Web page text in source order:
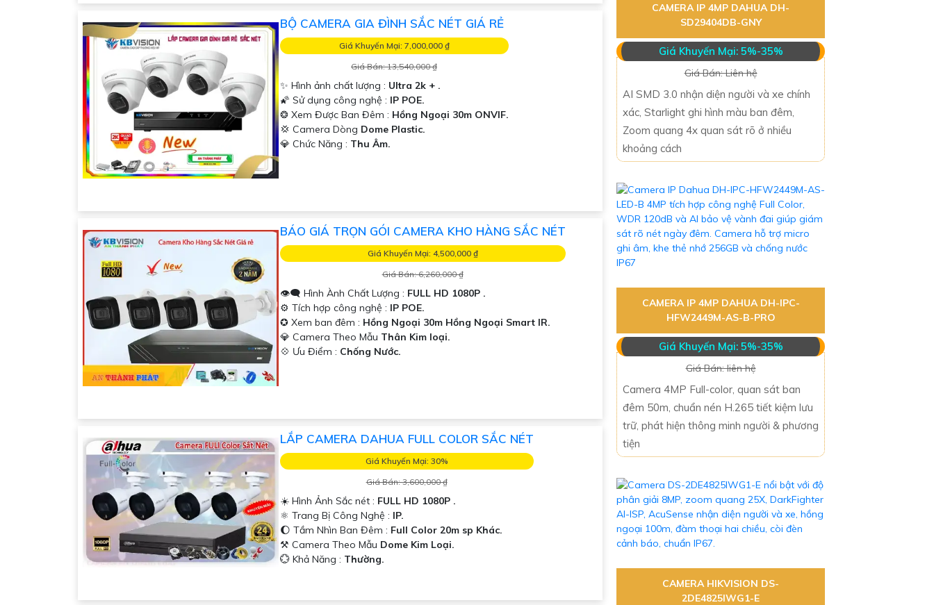
BỘ CAMERA GIA ĐÌNH SẮC NÉT GIÁ RẺ
Giá Khuyến Mại: 7,000,000 ₫
Giá Bán: 13,540,000 ₫
✨ Hình ảnh chất lượng : Ultra 2k + .
🌠 Sử dụng công nghệ : IP POE.
❂ Xem Được Ban Đêm : Hồng Ngoại 30m ONVIF.
💢 Camera Dòng Dome Plastic.
️💎 Chức Năng : Thu Âm.
BÁO GIÁ TRỌN GÓI CAMERA KHO HÀNG SẮC NÉT
Giá Khuyến Mại: 4,500,000 ₫
Giá Bán: 6,260,000 ₫
👁️‍🗨 Hình Ành Chất Lượng : FULL HD 1080P .
⚙ Tích hợp công nghệ : IP POE.
✪ Xem ban đêm : Hồng Ngoại 30m Hồng Ngoại Smart IR.
💎 Camera Theo Mẫu Thân Kim loại.
️💠 Ưu Điểm : Chống Nước.
LẮP CAMERA DAHUA FULL COLOR SẮC NÉT
Giá Khuyến Mại: 30%
Giá Bán: 3,600,000 ₫
☀️ Hình Ảnh Sắc nét : FULL HD 1080P .
⚛️ Trang Bị Công Nghệ : IP.
🌔 Tầm Nhìn Ban Đêm : Full Color 20m sp Khác.
⚒ Camera Theo Mẫu Dome Kim Loại.
️💮 Khả Năng : Thường.
CAMERA IP 4MP DAHUA DH-
SD29404DB-GNY
Giá Khuyến Mại: 5%-35%
Giá Bán: Liên hệ
AI SMD 3.0 nhận diện người và xe chính
xác, Starlight ghi hình màu ban đêm,
Zoom quang 4x quan sát rõ ở nhiều
khoảng cách
CAMERA IP 4MP DAHUA DH-IPC-
HFW2449M-AS-B-PRO
Giá Khuyến Mại: 5%-35%
Giá Bán: liên hệ
Camera 4MP Full-color, quan sát ban
đêm 50m, chuẩn nén H.265 tiết kiệm lưu
trữ, phát hiện thông minh người & phương
tiện
CAMERA HIKVISION DS-
2DE4825IWG1-E